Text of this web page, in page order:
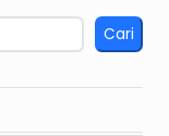
Cari